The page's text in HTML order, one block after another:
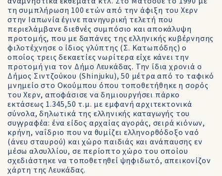
τη συμπλήρωση 100 ετών από την άφιξη του Χερν
στην Ιαπωνία έγινε πανηγυρική τελετή που
περιελάμβανε διεθνές συμπόσιο και αποκάλυψη
προτομής, που με δαπάνες της ελληνικής κυβέρνησης
φιλοτέχνησε ο ίδιος γλύπτης (Σ. Κατωπόδης) ο
οποίος τρεις δεκαετίες νωρίτερα είχε κάνει την
προτομή για τον Δήμο Λευκάδας. Την ίδια χρονιά ο
Δήμος Σιντζούκου (Shinjuku), 50 μέτρα από το ταφικό
μνημείο στο Οκούμπου όπου τοποθετήθηκε η σορός
του Χερν, αποφάσισε να δημιουργήσει πάρκο
εκτάσεως 1.345,50 τ.μ. με εμφανή αρχιτεκτονικά
σύνολα, δηλωτικά της ελληνικής καταγωγής του
συγγραφέα: ένα είδος αρχαίας αγοράς, σειρά κιόνων,
κρήνη, ναΐδριο που να θυμίζει ελληνορθόδοξο ναό
(άνευ σταυρού) και χώρο παιδιάς και ανάπαυσης εν
μέσω αλσυλλίου, σε περίοπτο χώρο του οποίου
σχεδιάστηκε να τοποθετηθεί ψηφιδωτό, απεικονίζον
χάρτη της Λευκάδας.